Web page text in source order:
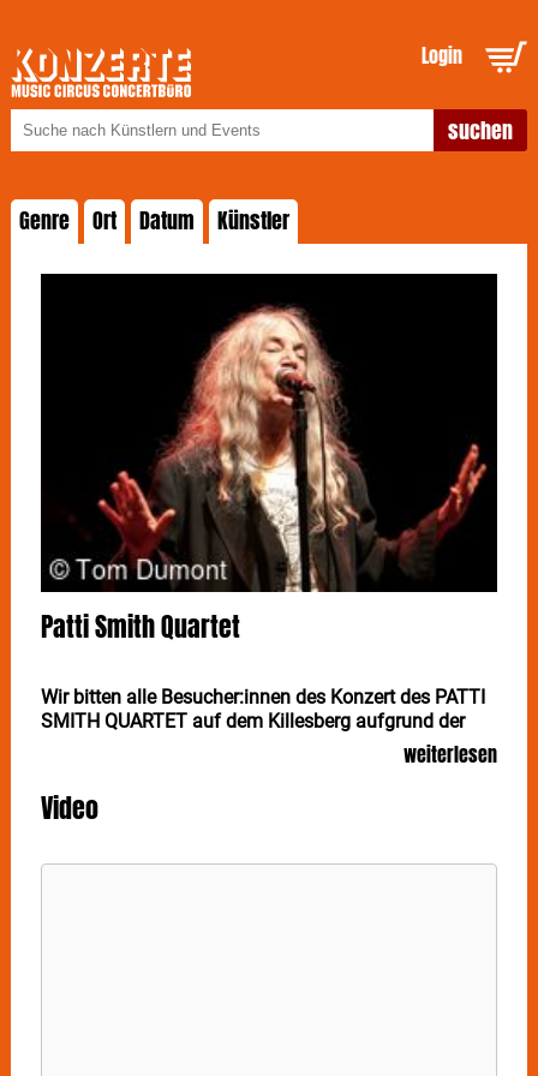
Login
Genre Ort Datum Künstler
Patti Smith Quartet
Wir bitten alle Besucher:innen des Konzert des PATTI
SMITH QUARTET auf dem Killesberg aufgrund der
- die Mitnahme von 0,5 Wasser in PET-Flaschen oder
Tetrapack ist ausnahmsweise möglich
- bitte nutzen Sie die Schattenplätze
weiterlesen
Video